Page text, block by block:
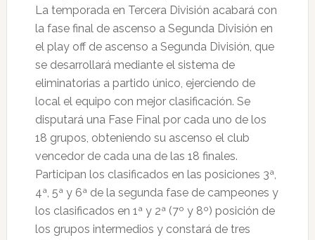
La temporada en Tercera División acabará con
la fase final de ascenso a Segunda División en
el play off de ascenso a Segunda División, que
se desarrollará mediante el sistema de
eliminatorias a partido único, ejerciendo de
local el equipo con mejor clasificación. Se
disputará una Fase Final por cada uno de los
18 grupos, obteniendo su ascenso el club
vencedor de cada una de las 18 finales.
Participan los clasificados en las posiciones 3ª,
4ª, 5ª y 6ª de la segunda fase de campeones y
los clasificados en 1ª y 2ª (7º y 8º) posición de
los grupos intermedios y constará de tres